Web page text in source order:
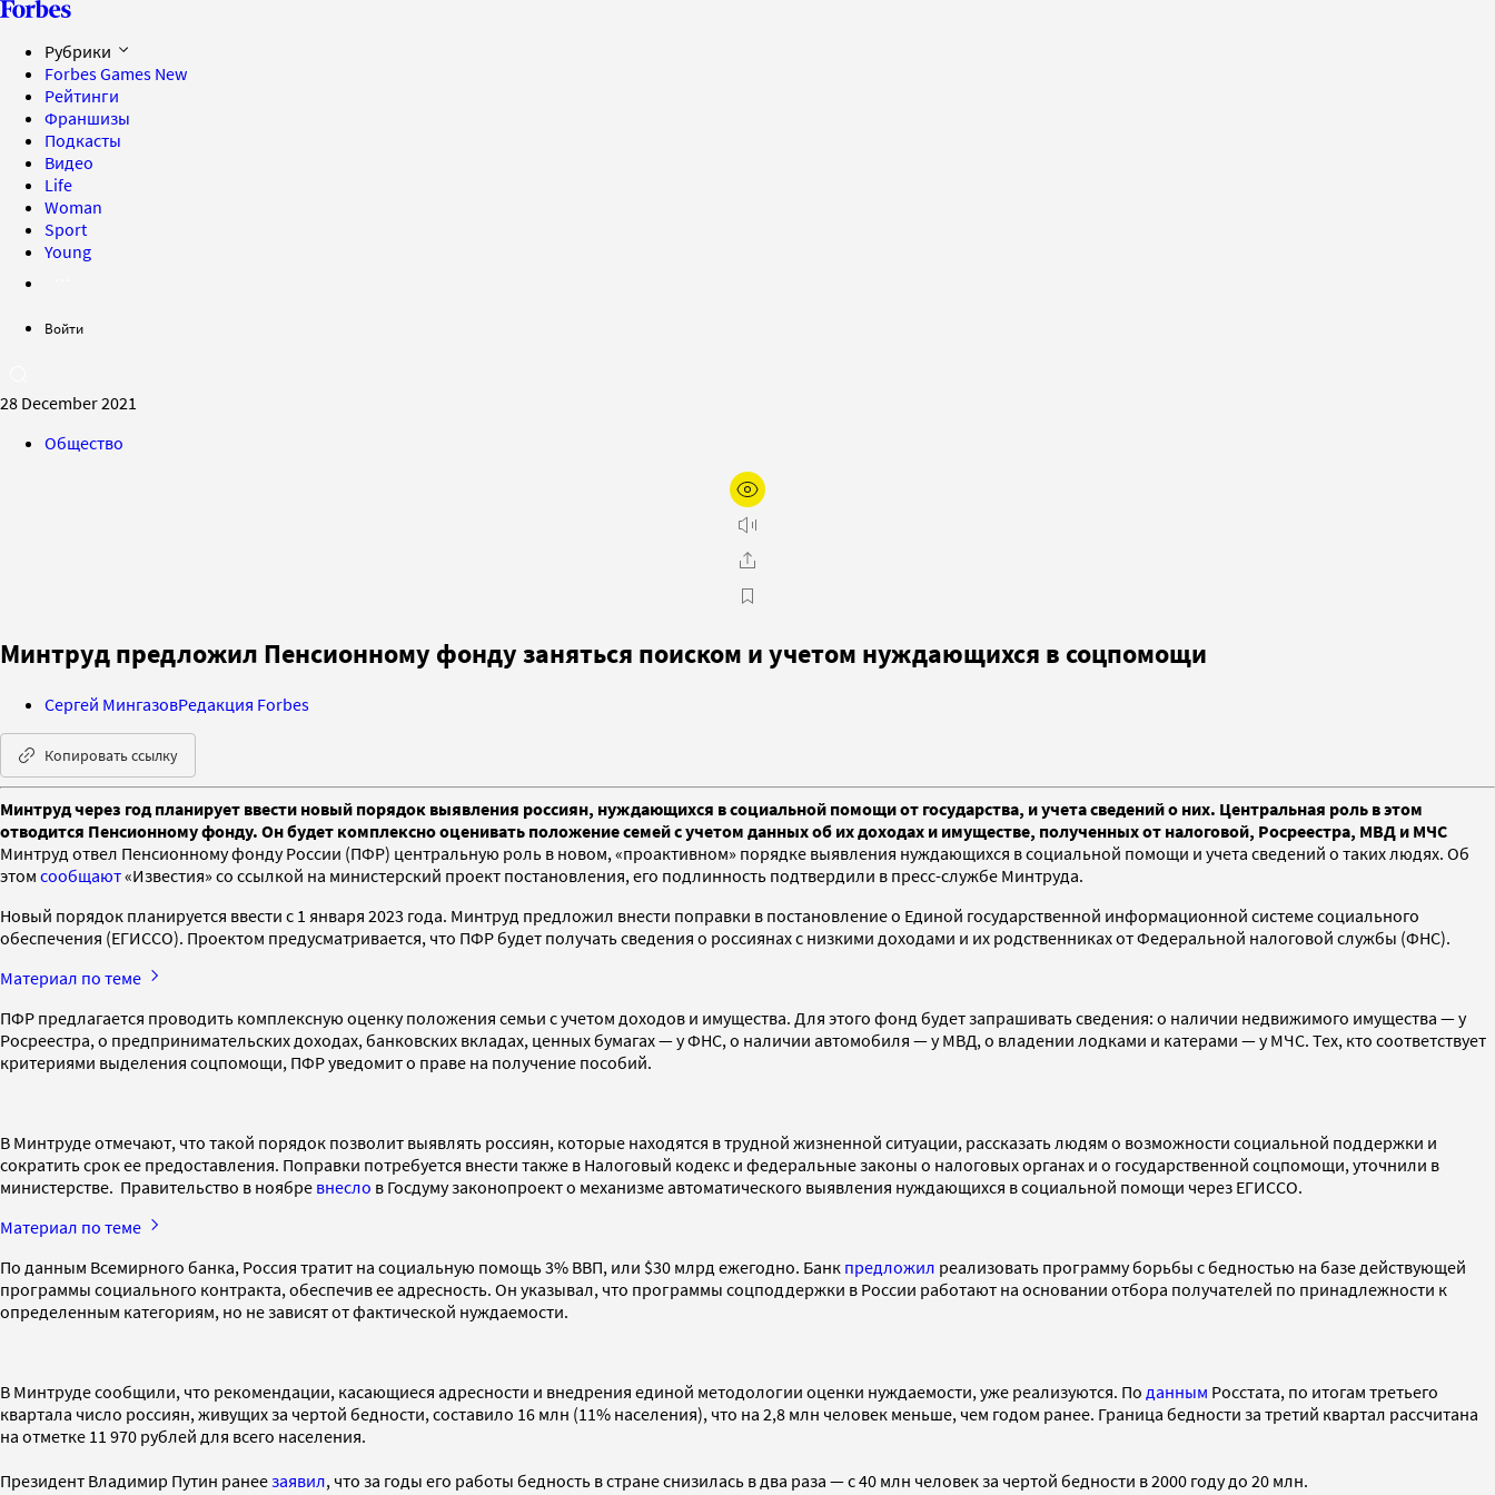
Рубрики
Forbes Games New
Рейтинги
Франшизы
Подкасты
Видео
Life
Woman
Sport
Young
Войти
28 December 2021
Общество
Минтруд предложил Пенсионному фонду заняться поиском и учетом нуждающихся в соцпомощи
Сергей МингазовРедакция Forbes
Копировать ссылку
Минтруд через год планирует ввести новый порядок выявления россиян, нуждающихся в социальной помощи от государства, и учета сведений о них. Центральная роль в этом
отводится Пенсионному фонду. Он будет комплексно оценивать положение семей с учетом данных об их доходах и имуществе, полученных от налоговой, Росреестра, МВД и МЧС
Минтруд отвел Пенсионному фонду России (ПФР) центральную роль в новом, «проактивном» порядке выявления нуждающихся в социальной помощи и учета сведений о таких людях. Об
этом сообщают«Известия» со ссылкой на министерский проект постановления, его подлинность подтвердили в пресс-службе Минтруда.
Новый порядок планируется ввести с 1 января 2023 года. Минтруд предложил внести поправки в постановление о Единой государственной информационной системе социального
обеспечения (ЕГИССО). Проектом предусматривается, что ПФР будет получать сведения о россиянах с низкими доходами и их родственниках от Федеральной налоговой службы (ФНС).
Материал по теме
ПФР предлагается проводить комплексную оценку положения семьи с учетом доходов и имущества. Для этого фонд будет запрашивать сведения: о наличии недвижимого имущества — у
Росреестра, о предпринимательских доходах, банковских вкладах, ценных бумагах — у ФНС, о наличии автомобиля — у МВД, о владении лодками и катерами — у МЧС. Тех, кто соответствует
критериями выделения соцпомощи, ПФР уведомит о праве на получение пособий.
В Минтруде отмечают, что такой порядок позволит выявлять россиян, которые находятся в трудной жизненной ситуации, рассказать людям о возможности социальной поддержки и
сократить срок ее предоставления. Поправки потребуется внести также в Налоговый кодекс и федеральные законы о налоговых органах и о государственной соцпомощи, уточнили в
министерстве. Правительство в ноябре внесло в Госдуму законопроект о механизме автоматического выявления нуждающихся в социальной помощи через ЕГИССО.
Материал по теме
По данным Всемирного банка, Россия тратит на социальную помощь 3% ВВП, или $30 млрд ежегодно. Банк предложил реализовать программу борьбы с бедностью на базе действующей
программы социального контракта, обеспечив ее адресность. Он указывал, что программы соцподдержки в России работают на основании отбора получателей по принадлежности к
определенным категориям, но не зависят от фактической нуждаемости.
В Минтруде сообщили, что рекомендации, касающиеся адресности и внедрения единой методологии оценки нуждаемости, уже реализуются. По данным Росстата, по итогам третьего
квартала число россиян, живущих за чертой бедности, составило 16 млн (11% населения), что на 2,8 млн человек меньше, чем годом ранее. Граница бедности за третий квартал рассчитана
на отметке 11 970 рублей для всего населения.
Президент Владимир Путин ранеезаявил, что за годы его работы бедность в стране снизилась в два раза — с 40 млн человек за чертой бедности в 2000 году до 20 млн.